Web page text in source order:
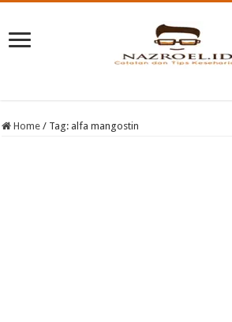
Home / Tag: alfa mangostin